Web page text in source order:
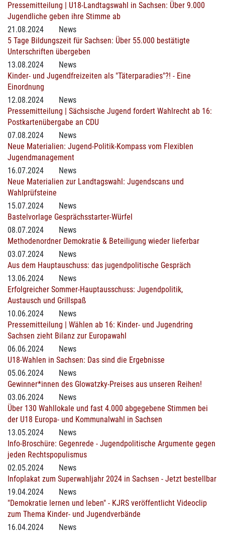
Pressemitteilung | U18-Landtagswahl in Sachsen: Über 9.000
Jugendliche geben ihre Stimme ab
21.08.2024
News
5 Tage Bildungszeit für Sachsen: Über 55.000 bestätigte
Unterschriften übergeben
13.08.2024
News
Kinder- und Jugendfreizeiten als "Täterparadies"?! - Eine
Einordnung
12.08.2024
News
Pressemitteilung | Sächsische Jugend fordert Wahlrecht ab 16:
Postkartenübergabe an CDU
07.08.2024
News
Neue Materialien: Jugend-Politik-Kompass vom Flexiblen
Jugendmanagement
16.07.2024
News
Neue Materialien zur Landtagswahl: Jugendscans und
Wahlprüfsteine
15.07.2024
News
Bastelvorlage Gesprächsstarter-Würfel
08.07.2024
News
Methodenordner Demokratie & Beteiligung wieder lieferbar
03.07.2024
News
Aus dem Hauptauschuss: das jugendpolitische Gespräch
13.06.2024
News
Erfolgreicher Sommer-Hauptausschuss: Jugendpolitik,
Austausch und Grillspaß
10.06.2024
News
Pressemitteilung | Wählen ab 16: Kinder- und Jugendring
Sachsen zieht Bilanz zur Europawahl
06.06.2024
News
U18-Wahlen in Sachsen: Das sind die Ergebnisse
05.06.2024
News
Gewinner*innen des Glowatzky-Preises aus unseren Reihen!
03.06.2024
News
Über 130 Wahllokale und fast 4.000 abgegebene Stimmen bei
der U18 Europa- und Kommunalwahl in Sachsen
13.05.2024
News
Info-Broschüre: Gegenrede - Jugendpolitische Argumente gegen
jeden Rechtspopulismus
02.05.2024
News
Infoplakat zum Superwahljahr 2024 in Sachsen - Jetzt bestellbar
19.04.2024
News
"Demokratie lernen und leben" - KJRS veröffentlicht Videoclip
zum Thema Kinder- und Jugendverbände
16.04.2024
News